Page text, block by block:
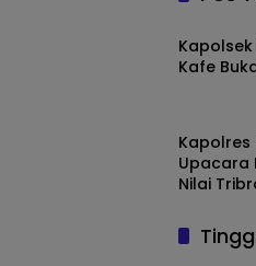
Kafe
Kapolres
Upacara
Nilai
Virtual